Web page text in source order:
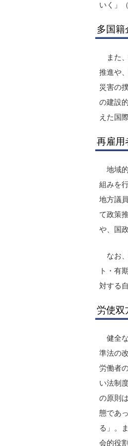
いく」
多国籍
また
推進や
災害の
の建設
えた国
再雇用
地域
組みを
地方議
て政策
や、国
なお
ト・有
対する
労使双
健全
準法の
労働者
い法制
の原則
態であ
る」。
会的役